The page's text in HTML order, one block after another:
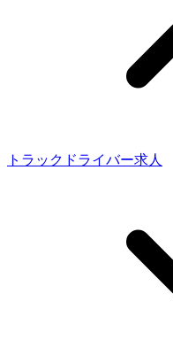
トラックドライバー求人